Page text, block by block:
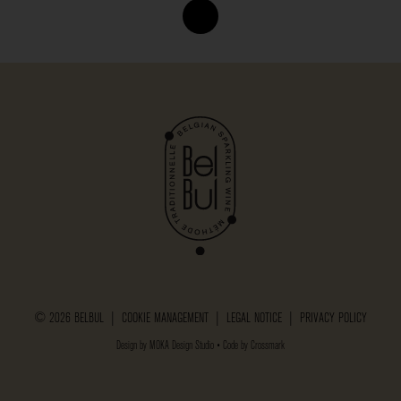
© 2026 BELBUL | COOKIE MANAGEMENT LEGAL NOTICE PRIVACY POLICY
Design by MOKA Design Studio • Code by Crossmark